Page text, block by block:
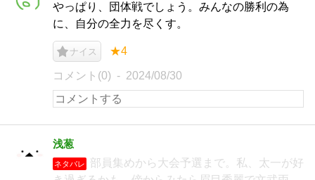
やっぱり、団体戦でしょう。みんなの勝利の為
に、自分の全力を尽くす。
ナイス ★4
コメント(0) 2024/08/30
浅葱
ネタバレ
部員集めから大会予選まで。私、太一が好